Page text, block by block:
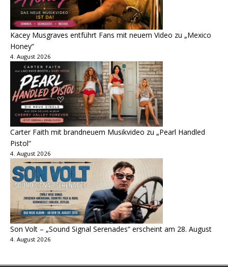
Kacey Musgraves entführt Fans mit neuem Video zu „Mexico
Honey“
4. August 2026
Carter Faith mit brandneuem Musikvideo zu „Pearl Handled
Pistol“
4. August 2026
Son Volt – „Sound Signal Serenades“ erscheint am 28. August
4. August 2026